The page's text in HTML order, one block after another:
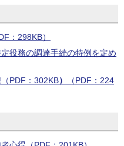
：298KB）
役務の調達手続の特例を定め
PDF：302KB）
（PDF：224